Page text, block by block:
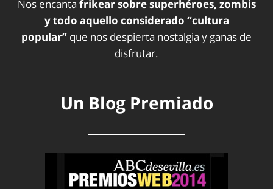
Nos encanta frikear sobre superhéroes, zombis
y todo aquello considerado “cultura
popular” que nos despierta nostalgia y ganas de
disfrutar.
Un Blog Premiado